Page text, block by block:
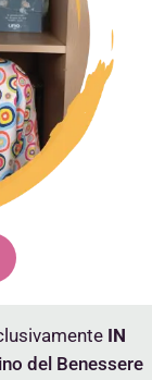
IN
del Benessere